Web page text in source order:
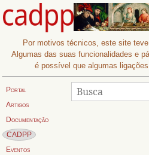
Por motivos técnicos, este site
Algumas das suas funcionalidades e
é possível que algumas
Portal
Artigos
Documentação
Página actual:
CADPP
Eventos
Busca:
Procurar